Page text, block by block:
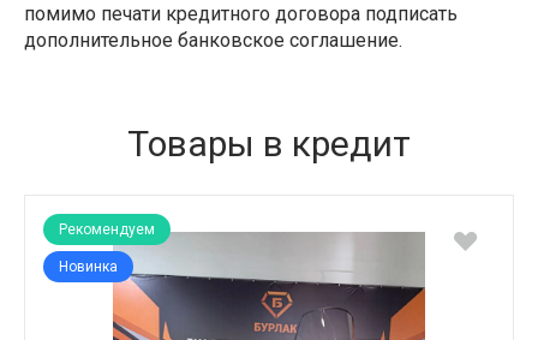
помимо печати кредитного договора подписать
дополнительное банковское соглашение.
Товары в кредит
Рекомендуем
Новинка